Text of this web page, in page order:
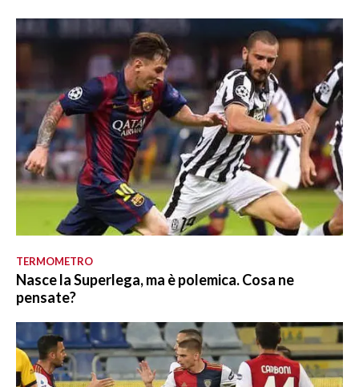
TERMOMETRO
Nasce la Superlega, ma è polemica. Cosa ne
pensate?